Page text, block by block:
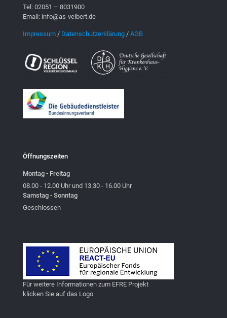
Tel: 02051 – 8031900
Email: info@as-velbert.de
Impressum / Datenschutzerklärung / AGB
Öffnungszeiten
Montag - Freitag
08.00 - 12.00 Uhr und 13.30 - 16.00 Uhr
Samstag - Sonntag
Geschlossen
Für weitere Informationen zum EFRE Projekt
klicken Sie auf das Logo